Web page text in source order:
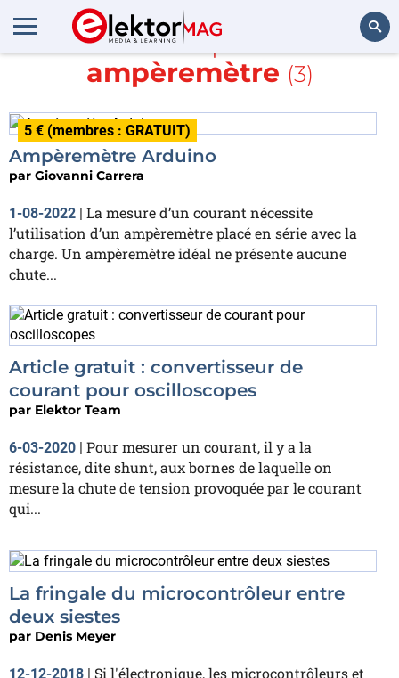
En savoir plus sur
ampèremètre (3)
5 € (membres : GRATUIT)
Ampèremètre Arduino
par Giovanni Carrera
1-08-2022 | La mesure d’un courant nécessite
l’utilisation d’un ampèremètre placé en série avec la
charge. Un ampèremètre idéal ne présente aucune
chute...
Article gratuit : convertisseur de
courant pour oscilloscopes
par Elektor Team
6-03-2020 | Pour mesurer un courant, il y a la
résistance, dite shunt, aux bornes de laquelle on
mesure la chute de tension provoquée par le courant
qui...
La fringale du microcontrôleur entre
deux siestes
par Denis Meyer
12-12-2018 | Si l'électronique, les microcontrôleurs et